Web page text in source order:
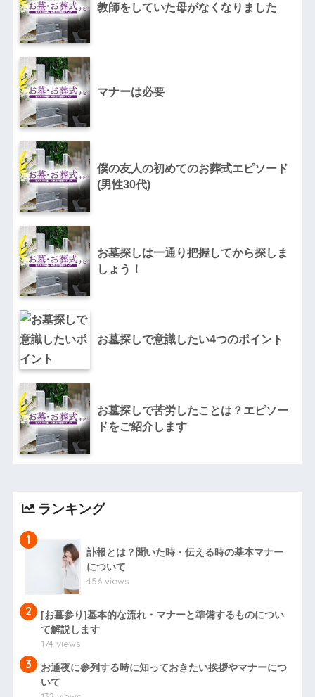
教師をしていた母がなくなりました
マナーは必要
僕の友人の初めてのお葬式エピソード
(男性30代)
お墓探しは一通り把握してから探しま
しょう！
お墓探しで意識したい4つのポイント
お墓探しで苦労したことは？エピソー
ドをご紹介します
ランキング
1
訃報とは？聞いた時・伝える時の基本マナー
について
456 views
2
[お墓参り]基本的な流れ・マナーと準備するものについ
て解説します
174 views
3
お通夜に参列する時に知っておきたい挨拶やマナーにつ
いて